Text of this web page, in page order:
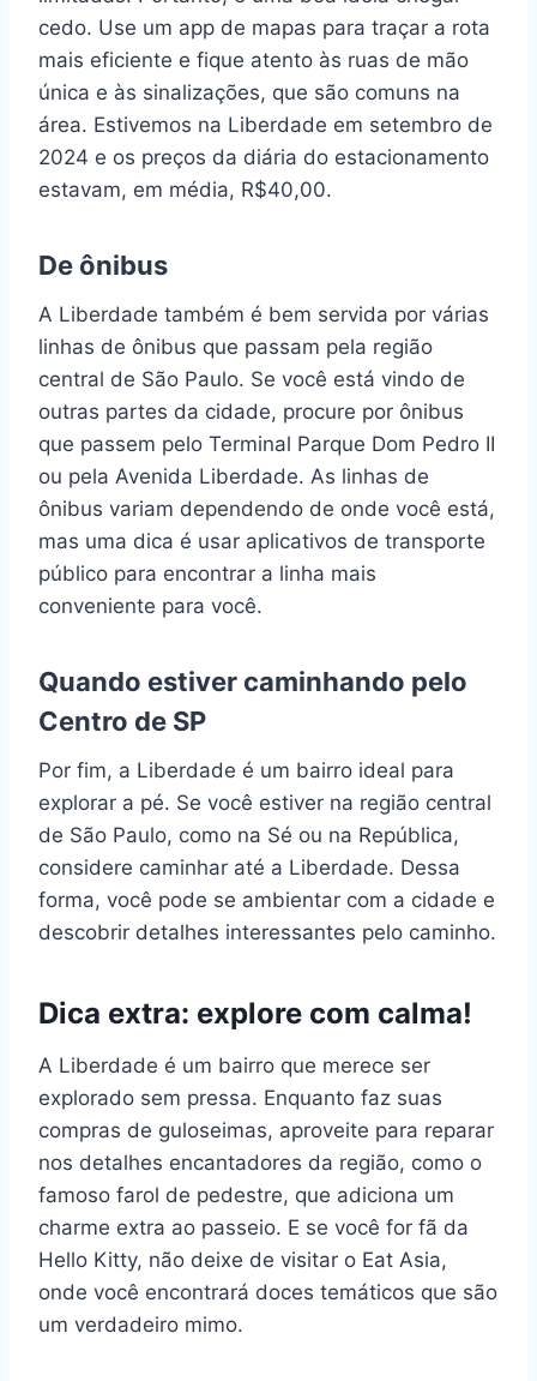
cedo. Use um app de mapas para traçar a rota
mais eficiente e fique atento às ruas de mão
única e às sinalizações, que são comuns na
área. Estivemos na Liberdade em setembro de
2024 e os preços da diária do estacionamento
estavam, em média, R$40,00.
De ônibus
A Liberdade também é bem servida por várias
linhas de ônibus que passam pela região
central de São Paulo. Se você está vindo de
outras partes da cidade, procure por ônibus
que passem pelo Terminal Parque Dom Pedro II
ou pela Avenida Liberdade. As linhas de
ônibus variam dependendo de onde você está,
mas uma dica é usar aplicativos de transporte
público para encontrar a linha mais
conveniente para você.
Quando estiver caminhando pelo
Centro de SP
Por fim, a Liberdade é um bairro ideal para
explorar a pé. Se você estiver na região central
de São Paulo, como na Sé ou na República,
considere caminhar até a Liberdade. Dessa
forma, você pode se ambientar com a cidade e
descobrir detalhes interessantes pelo caminho.
Dica extra: explore com calma!
A Liberdade é um bairro que merece ser
explorado sem pressa. Enquanto faz suas
compras de guloseimas, aproveite para reparar
nos detalhes encantadores da região, como o
famoso farol de pedestre, que adiciona um
charme extra ao passeio. E se você for fã da
Hello Kitty, não deixe de visitar o Eat Asia,
onde você encontrará doces temáticos que são
um verdadeiro mimo.